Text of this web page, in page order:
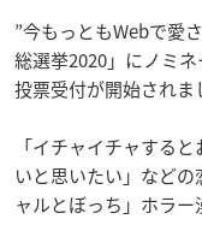
”今もっともWebで愛
総選挙2020」にノミ
投票受付が開始されま
「イチャイチャする
いと思いたい」など
ャルとぼっち」ホラ